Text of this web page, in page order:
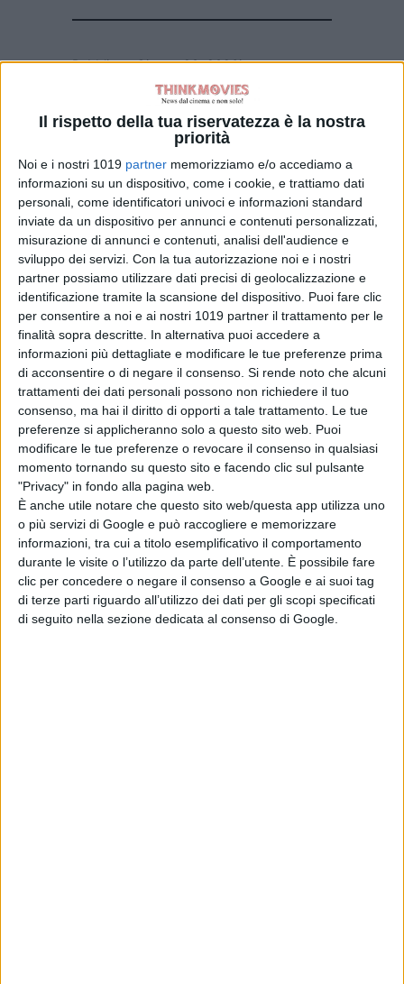
Il rispetto della tua riservatezza è la nostra
priorità
Noi e i nostri 1019 partner memorizziamo e/o accediamo a
informazioni su un dispositivo, come i cookie, e trattiamo dati
personali, come identificatori univoci e informazioni standard
inviate da un dispositivo per annunci e contenuti personalizzati,
misurazione di annunci e contenuti, analisi dell'audience e
sviluppo dei servizi. Con la tua autorizzazione noi e i nostri
partner possiamo utilizzare dati precisi di geolocalizzazione e
identificazione tramite la scansione del dispositivo. Puoi fare clic
per consentire a noi e ai nostri 1019 partner il trattamento per le
finalità sopra descritte. In alternativa puoi accedere a
informazioni più dettagliate e modificare le tue preferenze prima
di acconsentire o di negare il consenso. Si rende noto che alcuni
trattamenti dei dati personali possono non richiedere il tuo
consenso, ma hai il diritto di opporti a tale trattamento. Le tue
preferenze si applicheranno solo a questo sito web. Puoi
modificare le tue preferenze o revocare il consenso in qualsiasi
momento tornando su questo sito e facendo clic sul pulsante
"Privacy" in fondo alla pagina web.
È anche utile notare che questo sito web/questa app utilizza uno
o più servizi di Google e può raccogliere e memorizzare
informazioni, tra cui a titolo esemplificativo il comportamento
durante le visite o l’utilizzo da parte dell’utente. È possibile fare
clic per concedere o negare il consenso a Google e ai suoi tag
di terze parti riguardo all’utilizzo dei dati per gli scopi specificati
di seguito nella sezione dedicata al consenso di Google.
PubblicatoGiugno 23, 2026in
Serie e Tv News
daEmanuela Giuliani
Tag:
Articoli recenti
Il sequel di
Jurassic World
Rebirth perde il
regista Gareth
Edwards
di Emanuela Giuliani
L’Estranea di
Paolo Strippoli
sarà in concorso
al Toronto Film
Festival
Paramount-
Warner Bros.: il
Regno Unito dà il
via libera
all’operazione
di Emanuela Giuliani
James Gunn